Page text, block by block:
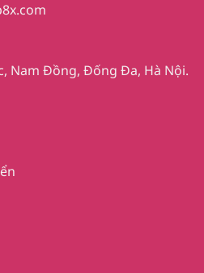
Nam Đồng, Đống Đa, Hà Nội.